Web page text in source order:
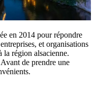
en 2014 pour répondre
et organisations
la région alsacienne.
de prendre une